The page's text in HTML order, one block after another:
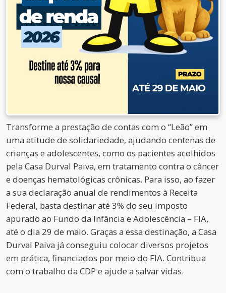
Transforme a prestação de contas com o “Leão” em
uma atitude de solidariedade, ajudando centenas de
crianças e adolescentes, como os pacientes acolhidos
pela Casa Durval Paiva, em tratamento contra o câncer
e doenças hematológicas crônicas. Para isso, ao fazer
a sua declaração anual de rendimentos à Receita
Federal, basta destinar até 3% do seu imposto
apurado ao Fundo da Infância e Adolescência – FIA,
até o dia 29 de maio. Graças a essa destinação, a Casa
Durval Paiva já conseguiu colocar diversos projetos
em prática, financiados por meio do FIA. Contribua
com o trabalho da CDP e ajude a salvar vidas.